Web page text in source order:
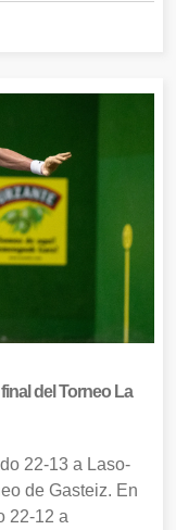
del Torneo La
22-13 a Laso-
de Gasteiz. En
22-12 a